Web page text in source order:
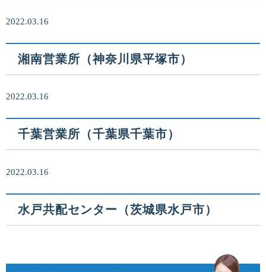
2022.03.16
湘南営業所（神奈川県平塚市）
2022.03.16
千葉営業所（千葉県千葉市）
2022.03.16
水戸共配センター（茨城県水戸市）